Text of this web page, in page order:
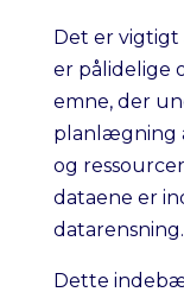
Det er vigtigt
er pålidelige
emne, der
planlægning
og
dataene er
datarensning.
Dette